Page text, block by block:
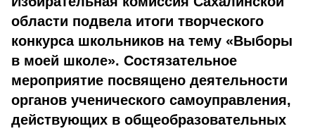
области подвела итоги творческого
конкурса школьников на тему «Выборы
в моей школе». Состязательное
мероприятие посвящено деятельности
органов ученического самоуправления,
действующих в общеобразовательных